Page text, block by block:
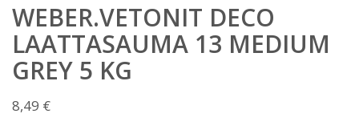
WEBER.VETONIT DECO
LAATTASAUMA 13 MEDIUM
GREY 5 KG
8,49 €